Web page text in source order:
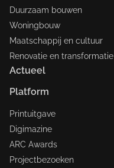
Duurzaam bouwen
Woningbouw
Maatschappij en cultuur
Renovatie en transformatie
Actueel
Platform
Printuitgave
Digimazine
ARC Awards
Projectbezoeken